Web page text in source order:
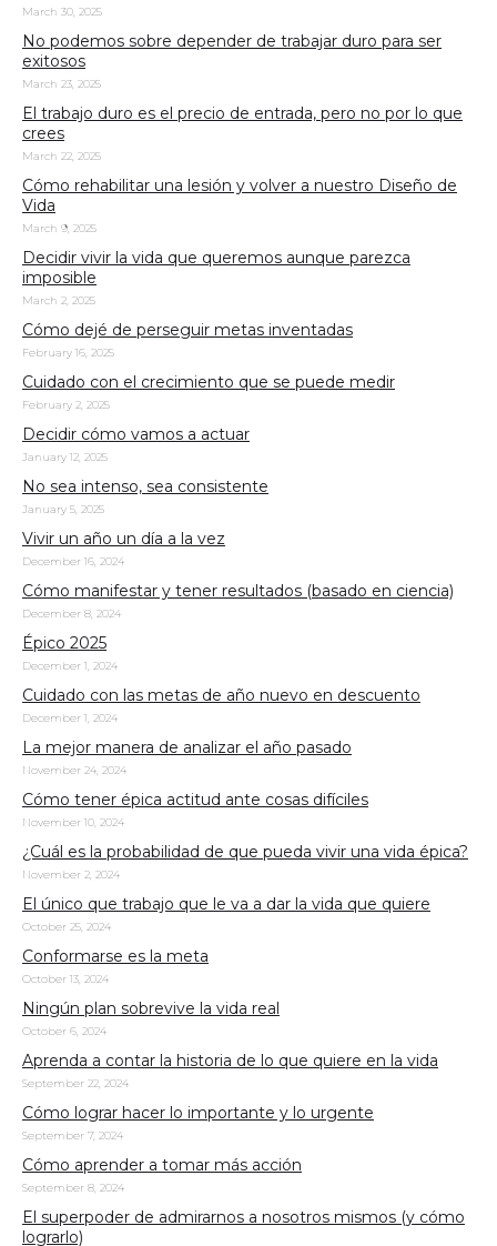
March 30, 2025
No podemos sobre depender de trabajar duro para ser
exitosos
March 23, 2025
El trabajo duro es el precio de entrada, pero no por lo que
crees
March 22, 2025
Cómo rehabilitar una lesión y volver a nuestro Diseño de
Vida
March 9, 2025
Decidir vivir la vida que queremos aunque parezca
imposible
March 2, 2025
Cómo dejé de perseguir metas inventadas
February 16, 2025
Cuidado con el crecimiento que se puede medir
February 2, 2025
Decidir cómo vamos a actuar
January 12, 2025
No sea intenso, sea consistente
January 5, 2025
Vivir un año un día a la vez
December 16, 2024
Cómo manifestar y tener resultados (basado en ciencia)
December 8, 2024
Épico 2025
December 1, 2024
Cuidado con las metas de año nuevo en descuento
December 1, 2024
La mejor manera de analizar el año pasado
November 24, 2024
Cómo tener épica actitud ante cosas difíciles
November 10, 2024
¿Cuál es la probabilidad de que pueda vivir una vida épica?
November 2, 2024
El único que trabajo que le va a dar la vida que quiere
October 25, 2024
Conformarse es la meta
October 13, 2024
Ningún plan sobrevive la vida real
October 6, 2024
Aprenda a contar la historia de lo que quiere en la vida
September 22, 2024
Cómo lograr hacer lo importante y lo urgente
September 7, 2024
Cómo aprender a tomar más acción
September 8, 2024
El superpoder de admirarnos a nosotros mismos (y cómo
lograrlo)